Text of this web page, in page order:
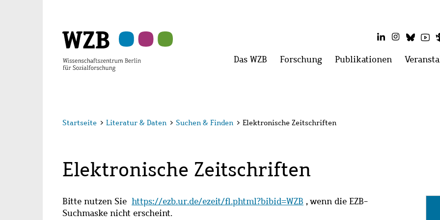
LinkedInInstagram
Hauptmenü
Das WZB Menü
Forschung Menü
Publikationen Menü
Startseite > Literatur & Daten > Suchen & Finden > Elektronische Zeitschriften
Elektronische Zeitschriften
Bitte nutzen Sie https://ezb.ur.de/ezeit/fl.phtml?bibid=WZB , wenn die EZB-
Suchmaske nicht erscheint.